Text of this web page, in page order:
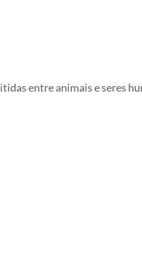
entre animais e seres